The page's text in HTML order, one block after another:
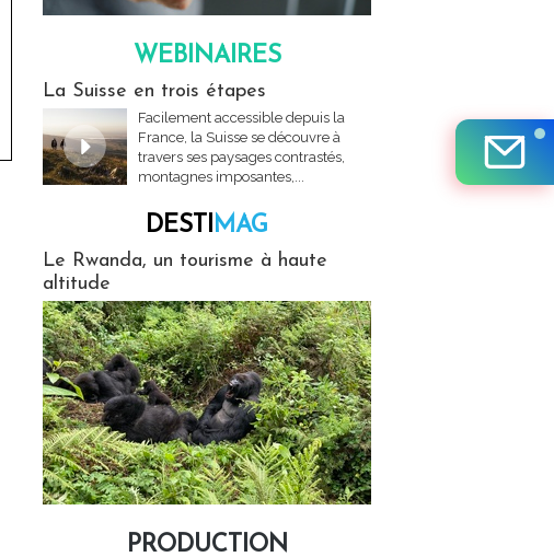
WEBINAIRES
La Suisse en trois étapes
Facilement accessible depuis la
France, la Suisse se découvre à
travers ses paysages contrastés,
montagnes imposantes,...
DESTIMAG
Le Rwanda, un tourisme à haute
altitude
PRODUCTION